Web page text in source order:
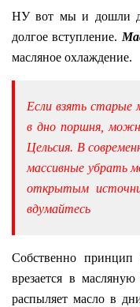
НУ вот мы и дошли до
долгое вступление.
масляное охлаждение.
Если взять старые
в дно поршня,
Цельсия. В
массивные убрать
открытым
вдумайтесь
Собственно принцип
врезается в
распыляет масло в